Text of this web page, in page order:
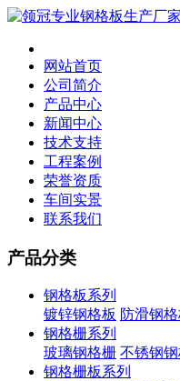
网站首页
公司简介
产品中心
新闻中心
技术支持
工程案例
荣誉资质
车间实景
联系我们
产品分类
钢格板系列
镀锌钢格板 防滑钢格
钢格栅系列
玻璃钢格栅 不锈钢
钢格栅板系列